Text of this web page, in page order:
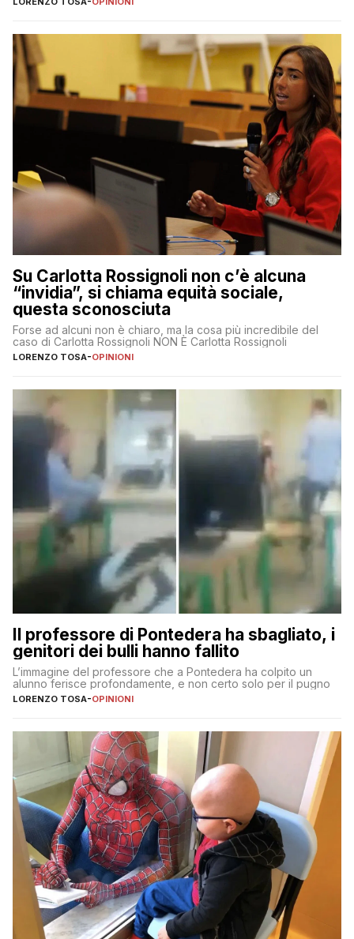
Su Carlotta Rossignoli non c’è alcuna
“invidia”, si chiama equità sociale,
questa sconosciuta
Forse ad alcuni non è chiaro, ma la cosa più incredibile del
caso di Carlotta Rossignoli NON È Carlotta Rossignoli
LORENZO TOSA-OPINIONI
Il professore di Pontedera ha sbagliato, i
genitori dei bulli hanno fallito
L’immagine del professore che a Pontedera ha colpito un
alunno ferisce profondamente, e non certo solo per il pugno
LORENZO TOSA-OPINIONI